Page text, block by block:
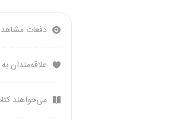
دفعات
علاقه‌مندان
می‌خواهند